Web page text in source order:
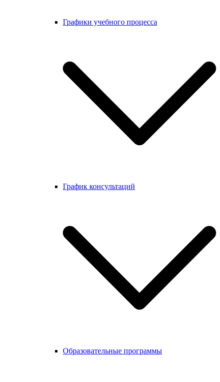
Графики учебного процесса
График консультаций
Образовательные программы